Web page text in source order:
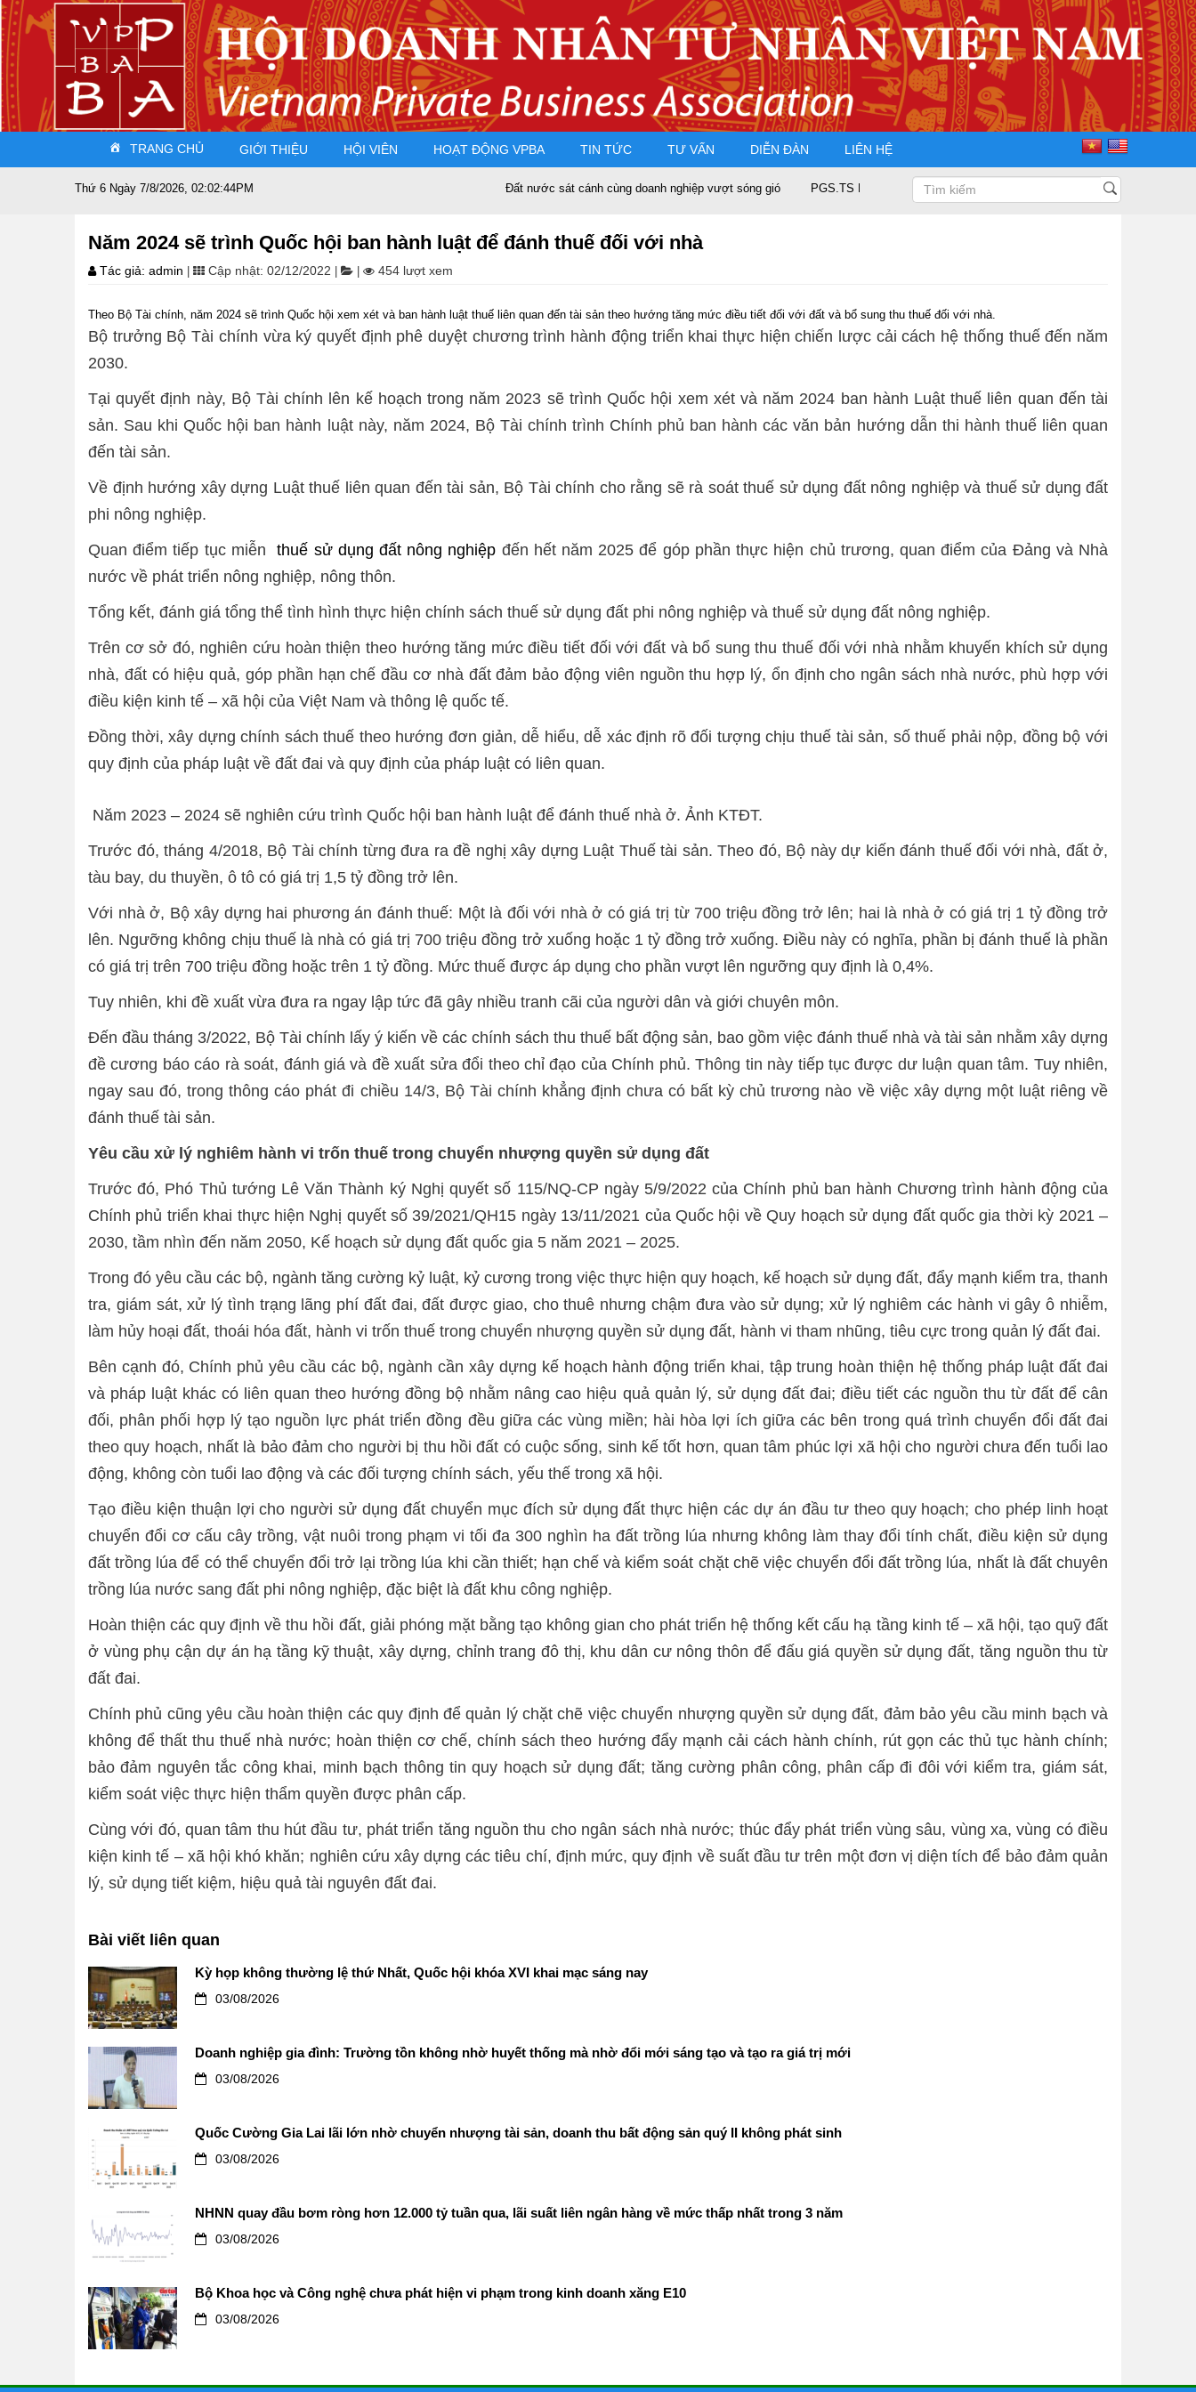
TRANG CHỦ GIỚI THIỆU HỘI VIÊN HOẠT ĐỘNG VPBA TIN TỨC TƯ VẤN DIỄN ĐÀN LIÊN HỆ
Thứ 6 Ngày 7/8/2026, 02:02:45PM Đất nước sát cánh cùng doanh nghiệp vượt sóng gió PGS.TS Nguyễn Trọng Điều tái đắc cử Chủ tịch Hội Doanh nhân Tư nhân Việt
Năm 2024 sẽ trình Quốc hội ban hành luật để đánh thuế đối với nhà
Tác giả: admin Cập nhật: 02/12/2022 454 lượt xem
Theo Bộ Tài chính, năm 2024 sẽ trình Quốc hội xem xét và ban hành luật thuế liên quan đến tài sản theo hướng tăng mức điều tiết đối với đất và bổ sung thu thuế đối với nhà.
Bộ trưởng Bộ Tài chính vừa ký quyết định phê duyệt chương trình hành động triển khai thực hiện chiến lược cải cách hệ thống thuế đến năm
2030.
Tại quyết định này, Bộ Tài chính lên kế hoạch trong năm 2023 sẽ trình Quốc hội xem xét và năm 2024 ban hành Luật thuế liên quan đến tài
sản. Sau khi Quốc hội ban hành luật này, năm 2024, Bộ Tài chính trình Chính phủ ban hành các văn bản hướng dẫn thi hành thuế liên quan
đến tài sản.
Về định hướng xây dựng Luật thuế liên quan đến tài sản, Bộ Tài chính cho rằng sẽ rà soát thuế sử dụng đất nông nghiệp và thuế sử dụng đất
phi nông nghiệp.
Quan điểm tiếp tục miễn
thuế sử dụng đất nông nghiệp đến hết năm 2025 để góp phần thực hiện chủ trương, quan điểm của Đảng và Nhà
nước về phát triển nông nghiệp, nông thôn.
Tổng kết, đánh giá tổng thể tình hình thực hiện chính sách thuế sử dụng đất phi nông nghiệp và thuế sử dụng đất nông nghiệp.
Trên cơ sở đó, nghiên cứu hoàn thiện theo hướng tăng mức điều tiết đối với đất và bổ sung thu thuế đối với nhà nhằm khuyến khích sử dụng
nhà, đất có hiệu quả, góp phần hạn chế đầu cơ nhà đất đảm bảo động viên nguồn thu hợp lý, ổn định cho ngân sách nhà nước, phù hợp với
điều kiện kinh tế – xã hội của Việt Nam và thông lệ quốc tế.
Đồng thời, xây dựng chính sách thuế theo hướng đơn giản, dễ hiểu, dễ xác định rõ đối tượng chịu thuế tài sản, số thuế phải nộp, đồng bộ với
quy định của pháp luật về đất đai và quy định của pháp luật có liên quan.
Năm 2023 – 2024 sẽ nghiên cứu trình Quốc hội ban hành luật để đánh thuế nhà ở. Ảnh KTĐT.
Trước đó, tháng 4/2018, Bộ Tài chính từng đưa ra đề nghị xây dựng Luật Thuế tài sản. Theo đó, Bộ này dự kiến đánh thuế đối với nhà, đất ở,
tàu bay, du thuyền, ô tô có giá trị 1,5 tỷ đồng trở lên.
Với nhà ở, Bộ xây dựng hai phương án đánh thuế: Một là đối với nhà ở có giá trị từ 700 triệu đồng trở lên; hai là nhà ở có giá trị 1 tỷ đồng trở
lên. Ngưỡng không chịu thuế là nhà có giá trị 700 triệu đồng trở xuống hoặc 1 tỷ đồng trở xuống. Điều này có nghĩa, phần bị đánh thuế là phần
có giá trị trên 700 triệu đồng hoặc trên 1 tỷ đồng. Mức thuế được áp dụng cho phần vượt lên ngưỡng quy định là 0,4%.
Tuy nhiên, khi đề xuất vừa đưa ra ngay lập tức đã gây nhiều tranh cãi của người dân và giới chuyên môn.
Đến đầu tháng 3/2022, Bộ Tài chính lấy ý kiến về các chính sách thu thuế bất động sản, bao gồm việc đánh thuế nhà và tài sản nhằm xây dựng
đề cương báo cáo rà soát, đánh giá và đề xuất sửa đổi theo chỉ đạo của Chính phủ. Thông tin này tiếp tục được dư luận quan tâm. Tuy nhiên,
ngay sau đó, trong thông cáo phát đi chiều 14/3, Bộ Tài chính khẳng định chưa có bất kỳ chủ trương nào về việc xây dựng một luật riêng về
đánh thuế tài sản.
Yêu cầu xử lý nghiêm hành vi trốn thuế trong chuyển nhượng quyền sử dụng đất
Trước đó, Phó Thủ tướng Lê Văn Thành ký Nghị quyết số 115/NQ-CP ngày 5/9/2022 của Chính phủ ban hành Chương trình hành động của
Chính phủ triển khai thực hiện Nghị quyết số 39/2021/QH15 ngày 13/11/2021 của Quốc hội về Quy hoạch sử dụng đất quốc gia thời kỳ 2021 –
2030, tầm nhìn đến năm 2050, Kế hoạch sử dụng đất quốc gia 5 năm 2021 – 2025.
Trong đó yêu cầu các bộ, ngành tăng cường kỷ luật, kỷ cương trong việc thực hiện quy hoạch, kế hoạch sử dụng đất, đẩy mạnh kiểm tra, thanh
tra, giám sát, xử lý tình trạng lãng phí đất đai, đất được giao, cho thuê nhưng chậm đưa vào sử dụng; xử lý nghiêm các hành vi gây ô nhiễm,
làm hủy hoại đất, thoái hóa đất, hành vi trốn thuế trong chuyển nhượng quyền sử dụng đất, hành vi tham nhũng, tiêu cực trong quản lý đất đai.
Bên cạnh đó, Chính phủ yêu cầu các bộ, ngành cần xây dựng kế hoạch hành động triển khai, tập trung hoàn thiện hệ thống pháp luật đất đai
và pháp luật khác có liên quan theo hướng đồng bộ nhằm nâng cao hiệu quả quản lý, sử dụng đất đai; điều tiết các nguồn thu từ đất để cân
đối, phân phối hợp lý tạo nguồn lực phát triển đồng đều giữa các vùng miền; hài hòa lợi ích giữa các bên trong quá trình chuyển đổi đất đai
theo quy hoạch, nhất là bảo đảm cho người bị thu hồi đất có cuộc sống, sinh kế tốt hơn, quan tâm phúc lợi xã hội cho người chưa đến tuổi lao
động, không còn tuổi lao động và các đối tượng chính sách, yếu thế trong xã hội.
Tạo điều kiện thuận lợi cho người sử dụng đất chuyển mục đích sử dụng đất thực hiện các dự án đầu tư theo quy hoạch; cho phép linh hoạt
chuyển đổi cơ cấu cây trồng, vật nuôi trong phạm vi tối đa 300 nghìn ha đất trồng lúa nhưng không làm thay đổi tính chất, điều kiện sử dụng
đất trồng lúa để có thể chuyển đổi trở lại trồng lúa khi cần thiết; hạn chế và kiểm soát chặt chẽ việc chuyển đổi đất trồng lúa, nhất là đất chuyên
trồng lúa nước sang đất phi nông nghiệp, đặc biệt là đất khu công nghiệp.
Hoàn thiện các quy định về thu hồi đất, giải phóng mặt bằng tạo không gian cho phát triển hệ thống kết cấu hạ tầng kinh tế – xã hội, tạo quỹ đất
ở vùng phụ cận dự án hạ tầng kỹ thuật, xây dựng, chỉnh trang đô thị, khu dân cư nông thôn để đấu giá quyền sử dụng đất, tăng nguồn thu từ
đất đai.
Chính phủ cũng yêu cầu hoàn thiện các quy định để quản lý chặt chẽ việc chuyển nhượng quyền sử dụng đất, đảm bảo yêu cầu minh bạch và
không để thất thu thuế nhà nước; hoàn thiện cơ chế, chính sách theo hướng đẩy mạnh cải cách hành chính, rút gọn các thủ tục hành chính;
bảo đảm nguyên tắc công khai, minh bạch thông tin quy hoạch sử dụng đất; tăng cường phân công, phân cấp đi đôi với kiểm tra, giám sát,
kiểm soát việc thực hiện thẩm quyền được phân cấp.
Cùng với đó, quan tâm thu hút đầu tư, phát triển tăng nguồn thu cho ngân sách nhà nước; thúc đẩy phát triển vùng sâu, vùng xa, vùng có điều
kiện kinh tế – xã hội khó khăn; nghiên cứu xây dựng các tiêu chí, định mức, quy định về suất đầu tư trên một đơn vị diện tích để bảo đảm quản
lý, sử dụng tiết kiệm, hiệu quả tài nguyên đất đai.
Bài viết liên quan
Kỳ họp không thường lệ thứ Nhất, Quốc hội khóa XVI khai mạc sáng nay
03/08/2026
Doanh nghiệp gia đình: Trường tồn không nhờ huyết thống mà nhờ đổi mới sáng tạo và tạo ra giá trị mới
03/08/2026
Quốc Cường Gia Lai lãi lớn nhờ chuyển nhượng tài sản, doanh thu bất động sản quý II không phát sinh
03/08/2026
NHNN quay đầu bơm ròng hơn 12.000 tỷ tuần qua, lãi suất liên ngân hàng về mức thấp nhất trong 3 năm
03/08/2026
Bộ Khoa học và Công nghệ chưa phát hiện vi phạm trong kinh doanh xăng E10
03/08/2026